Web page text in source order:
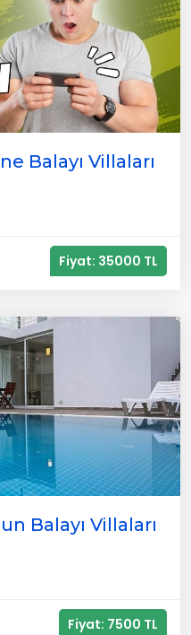
Balayı Villaları
Fiyat: 35000 TL
Balayı Villaları
Fiyat: 7500 TL